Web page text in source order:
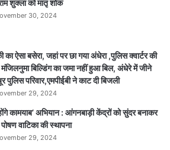
शुक्ला को मातृ शोक
30, 2024
का ऐसा बसेरा, जहां पर छा गया अंधेरा ,पुलिस क्वार्टर की
बिल्डिंग का जमा नहीं हुआ बिल, अंधेरे में जीने
पुलिस परिवार,एमपीईबी ने काट दी बिजली
29, 2024
कामयाब’ अभियान : आंगनबाड़ी केंद्रों को सुंदर बनाकर
पोषण वाटिका की स्थापना
29, 2024